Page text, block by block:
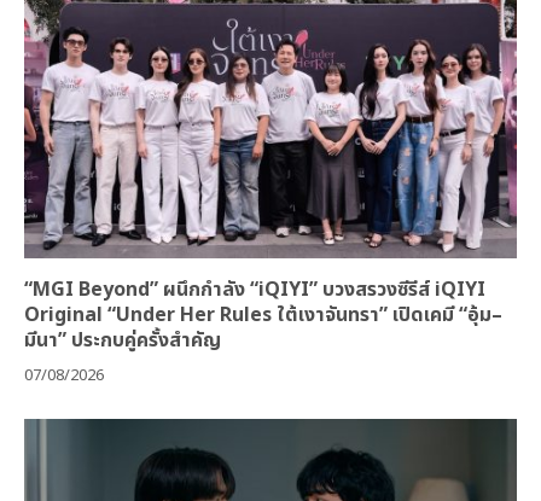
“MGI Beyond” ผนึกกำลัง “iQIYI” บวงสรวงซีรีส์ iQIYI
Original “Under Her Rules ใต้เงาจันทรา” เปิดเคมี “อุ้ม–
มีนา” ประกบคู่ครั้งสำคัญ
07/08/2026